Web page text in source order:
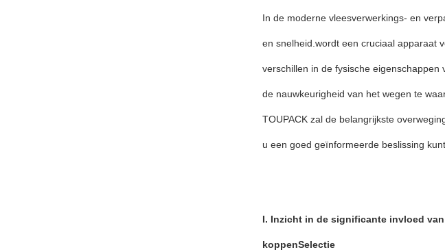
In de moderne vleesverwerkings- en
en snelheid.wordt een cruciaal apparaat
verschillen in de fysische
de nauwkeurigheid van het wegen te
TOUPACK zal de belangrijkste
u een goed geïnformeerde beslissing
I. Inzicht in de significante invloed
koppenSelectie